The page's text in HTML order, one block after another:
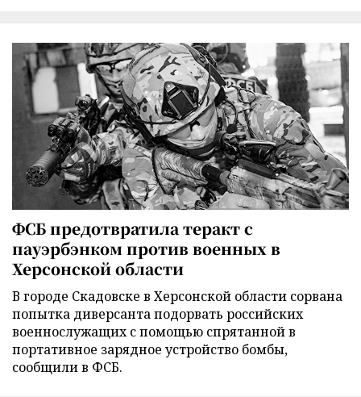
ФСБ предотвратила теракт с
пауэрбэнком против военных в
Херсонской области
В городе Скадовске в Херсонской области сорвана
попытка диверсанта подорвать российских
военнослужащих с помощью спрятанной в
портативное зарядное устройство бомбы,
сообщили в ФСБ.